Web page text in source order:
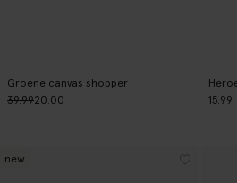
Groene canvas shopper
39.9920.00
15.99
new